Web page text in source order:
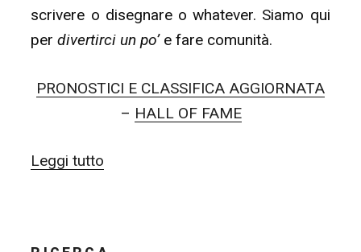
scrivere o disegnare o whatever. Siamo qui
perdivertirci un po’ e fare comunità.
PRONOSTICI E CLASSIFICA AGGIORNATA
– HALL OF FAME
Leggi tutto